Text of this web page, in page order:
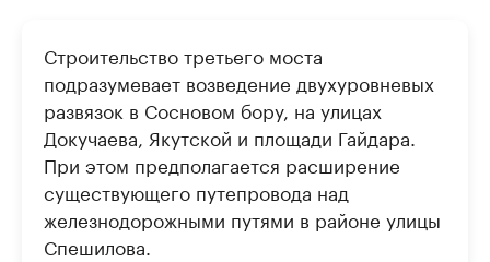
Строительство третьего моста
подразумевает возведение двухуровневых
развязок в Сосновом бору, на улицах
Докучаева, Якутской и площади Гайдара.
При этом предполагается расширение
существующего путепровода над
железнодорожными путями в районе улицы
Спешилова.